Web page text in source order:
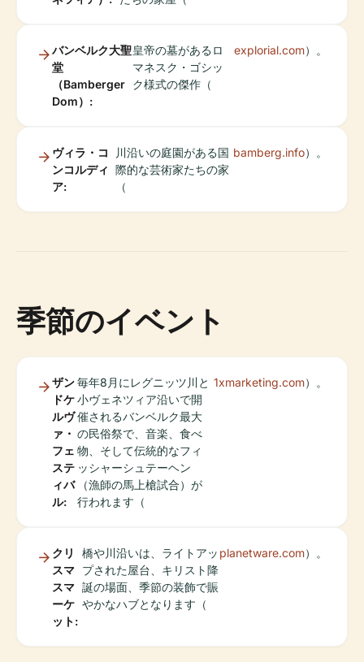
バンベルク大聖
堂
（Bamberger
Dom）:
皇帝の墓があるロ
マネスク・ゴシッ
ク様式の傑作（
explorial.com）。
ヴィラ・コ
ンコルディ
ア:
川沿いの庭園がある国
際的な芸術家たちの家
（
bamberg.info）。
季節のイベント
ザン
ドケ
ルヴ
ァ・
フェ
ステ
ィバ
ル:
毎年8月にレグニッツ川と
小ヴェネツィア沿いで開
催されるバンベルク最大
の民俗祭で、音楽、食べ
物、そして伝統的なフィ
ッシャーシュテーヘン
（漁師の馬上槍試合）が
行われます（
1xmarketing.com）。
クリ
スマ
スマ
ーケ
ット:
橋や川沿いは、ライトアッ
プされた屋台、キリスト降
誕の場面、季節の装飾で賑
やかなハブとなります（
planetware.com）。